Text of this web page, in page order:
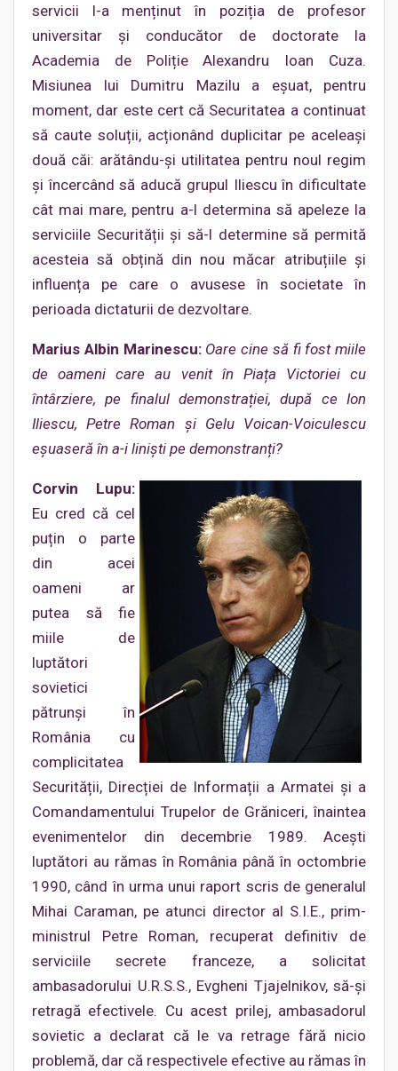
servicii l-a menținut în poziția de profesor
universitar și conducător de doctorate la
Academia de Poliție Alexandru Ioan Cuza.
Misiunea lui Dumitru Mazilu a eșuat, pentru
moment, dar este cert că Securitatea a continuat
să caute soluții, acționând duplicitar pe aceleași
două căi: arătându-și utilitatea pentru noul regim
și încercând să aducă grupul Iliescu în dificultate
cât mai mare, pentru a-l determina să apeleze la
serviciile Securității și să-l determine să permită
acesteia să obțină din nou măcar atribuțiile și
influența pe care o avusese în societate în
perioada dictaturii de dezvoltare.
Marius Albin Marinescu: Oare cine să fi fost miile
de oameni care au venit în Piața Victoriei cu
întârziere, pe finalul demonstrației, după ce Ion
Iliescu, Petre Roman și Gelu Voican-Voiculescu
eșuaseră în a-i liniști pe demonstranți?
Corvin Lupu:
Eu cred că cel
puțin o parte
din acei
oameni ar
putea să fie
miile de
luptători
sovietici
pătrunși în
România cu
complicitatea
Securității, Direcției de Informații a Armatei și a
Comandamentului Trupelor de Grăniceri, înaintea
evenimentelor din decembrie 1989. Acești
luptători au rămas în România până în octombrie
1990, când în urma unui raport scris de generalul
Mihai Caraman, pe atunci director al S.I.E., prim-
ministrul Petre Roman, recuperat definitiv de
serviciile secrete franceze, a solicitat
ambasadorului U.R.S.S., Evgheni Tjajelnikov, să-și
retragă efectivele. Cu acest prilej, ambasadorul
sovietic a declarat că le va retrage fără nicio
problemă, dar că respectivele efective au rămas în